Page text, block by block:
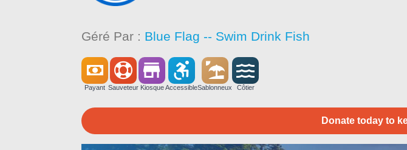
Géré Par : Blue Flag -- Swim Drink Fish
Payant Sauveteur Kiosque AccessibleSablonneux Côtier
Donate today to